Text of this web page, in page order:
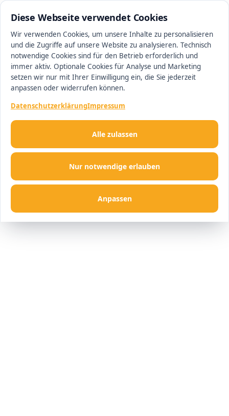
Diese Webseite verwendet Cookies
Wir verwenden Cookies, um unsere Inhalte zu personalisieren
und die Zugriffe auf unsere Website zu analysieren. Technisch
notwendige Cookies sind für den Betrieb erforderlich und
immer aktiv. Optionale Cookies für Analyse und Marketing
setzen wir nur mit Ihrer Einwilligung ein, die Sie jederzeit
anpassen oder widerrufen können.
DatenschutzerklärungImpressum
Nur notwendige erlauben
Anpassen
Alle zulassen